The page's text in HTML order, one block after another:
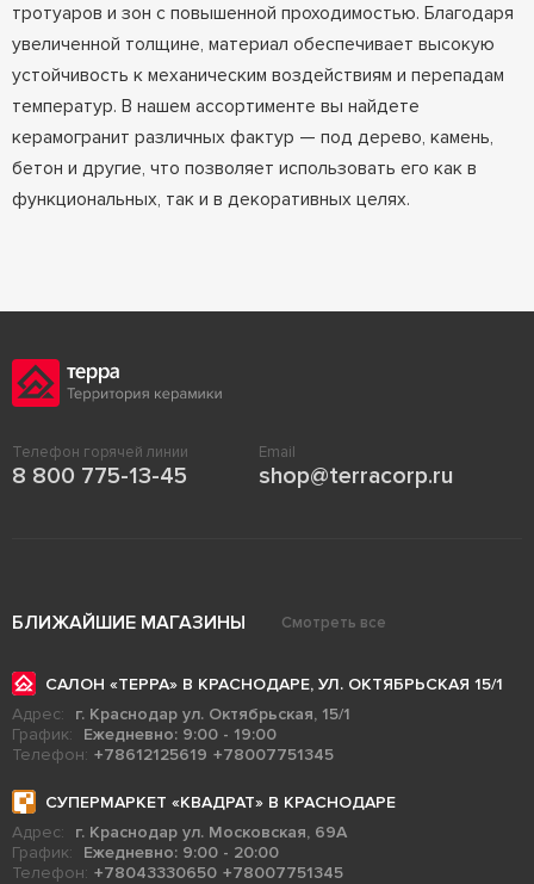
тротуаров и зон с повышенной проходимостью. Благодаря
увеличенной толщине, материал обеспечивает высокую
устойчивость к механическим воздействиям и перепадам
температур. В нашем ассортименте вы найдете
керамогранит различных фактур — под дерево, камень,
бетон и другие, что позволяет использовать его как в
функциональных, так и в декоративных целях.
Телефон горячей линии
8 800 775-13-45
Email
shop@terracorp.ru
БЛИЖАЙШИЕ МАГАЗИНЫ Смотреть все
САЛОН «ТЕРРА» В КРАСНОДАРЕ, УЛ. ОКТЯБРЬСКАЯ 15/1
Адрес:
г. Краснодар ул. Октябрьская, 15/1
График:
Ежедневно: 9:00 - 19:00
Телефон: +78612125619 +78007751345
СУПЕРМАРКЕТ «КВАДРАТ» В КРАСНОДАРЕ
Адрес:
г. Краснодар ул. Московская, 69А
График:
Ежедневно: 9:00 - 20:00
Телефон: +78043330650 +78007751345